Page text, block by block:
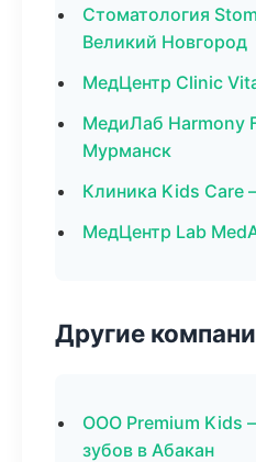
Стоматология
Великий Новгород
МедЦентр Clinic
МедиЛаб Harmony
Мурманск
Клиника Kids Care
МедЦентр Lab
Другие
ООО Premium Kids
зубов в Абакан